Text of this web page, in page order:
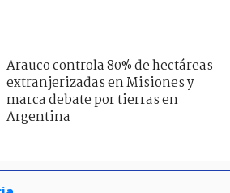
Arauco controla 80% de hectáreas
extranjerizadas en Misiones y
marca debate por tierras en
Argentina